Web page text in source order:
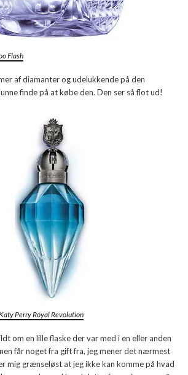
Flash
af diamanter og udelukkende på den
finde på at købe den. Den ser så flot ud!
Perry Royal Revolution
om en lille flaske der var med i en eller anden
får noget fra gift fra, jeg mener det nærmest
mig grænseløst at jeg ikke kan komme på hvad